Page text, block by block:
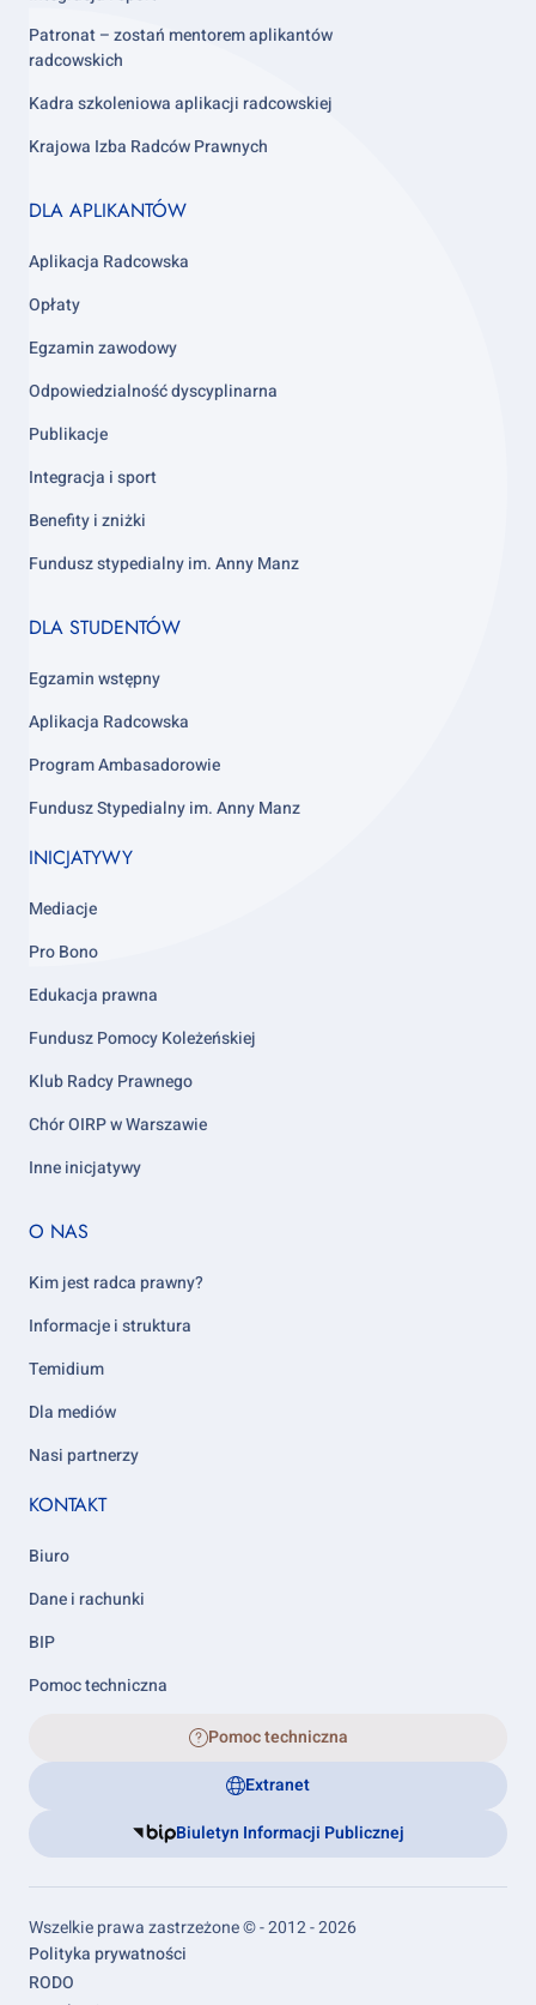
Patronat – zostań mentorem aplikantów
radcowskich
Kadra szkoleniowa aplikacji radcowskiej
Krajowa Izba Radców Prawnych
Footer
3
DLA APLIKANTÓW
Aplikacja Radcowska
Opłaty
Egzamin zawodowy
Odpowiedzialność dyscyplinarna
Publikacje
Integracja i sport
Benefity i zniżki
Fundusz stypedialny im. Anny Manz
Footer
4
DLA STUDENTÓW
Egzamin wstępny
Aplikacja Radcowska
Program Ambasadorowie
Fundusz Stypedialny im. Anny Manz
INICJATYWY
Mediacje
Pro Bono
Edukacja prawna
Fundusz Pomocy Koleżeńskiej
Klub Radcy Prawnego
Chór OIRP w Warszawie
Inne inicjatywy
Footer
5
O NAS
Kim jest radca prawny?
Informacje i struktura
Temidium
Dla mediów
Nasi partnerzy
KONTAKT
Biuro
Dane i rachunki
BIP
Pomoc techniczna
Pomoc techniczna
Extranet
Biuletyn Informacji Publicznej
Wszelkie prawa zastrzeżone © - 2012 - 2026
Footer
links
Polityka prywatności
RODO